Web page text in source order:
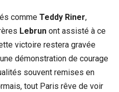
comme Teddy Riner,
Lebrun ont assisté à ce
victoire restera gravée
démonstration de courage
souvent remises en
tout Paris rêve de voir